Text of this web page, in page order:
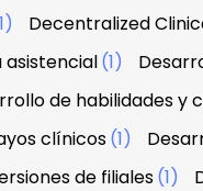
Decentralized
(1)
de habilidades y
clínicos(1)
de filiales(1)